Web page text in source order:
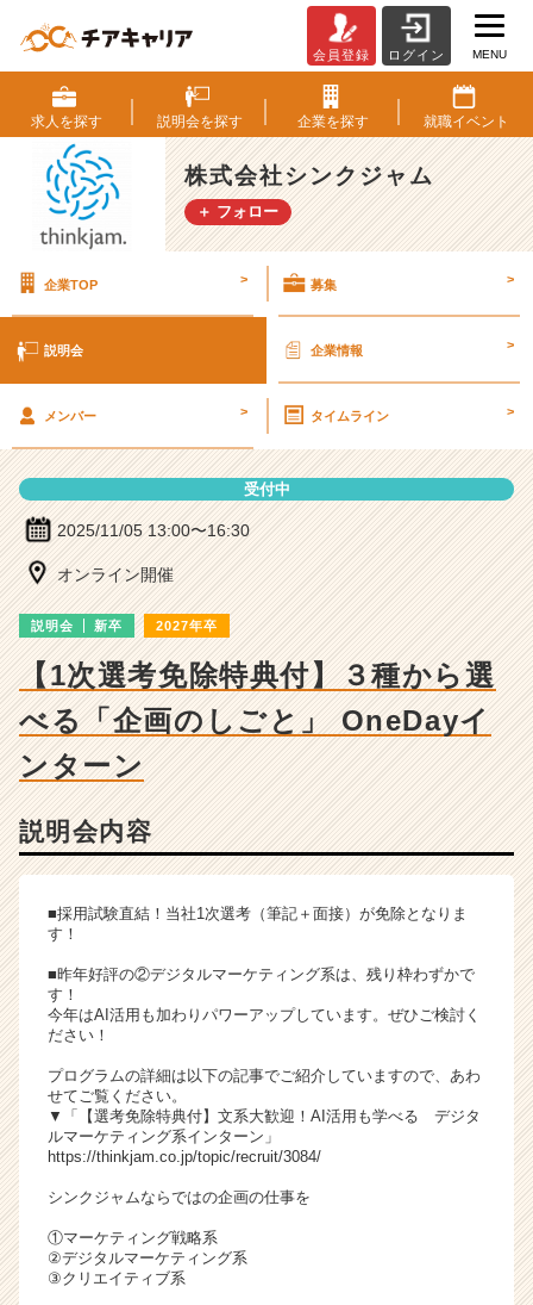
式
会
社
シ
ン
ク
の
会
チ
成
長
企
業
か
ら
く
活
イ
チ
キ
ャ
リ
ア
h
e
会員登録 ログイン MENU
求人を探す 説明会を探す 企業を探す 就職イベント
株式会社シンクジャム
＋ フォロー
企業TOP > 募集 >
説明会 企業情報 >
メンバー > タイムライン >
受付中
2025/11/05 13:00〜16:30
オンライン開催
説明会 新卒 2027年卒
【1次選考免除特典付】３種から選
べる「企画のしごと」 OneDayイ
ンターン
説明会内容
■採用試験直結！当社1次選考（筆記＋面接）が免除となりま
す！
■昨年好評の②デジタルマーケティング系は、残り枠わずかで
す！
今年はAI活用も加わりパワーアップしています。ぜひご検討く
ださい！
プログラムの詳細は以下の記事でご紹介していますので、あわ
せてご覧ください。
▼「【選考免除特典付】文系大歓迎！AI活用も学べる デジタ
ルマーケティング系インターン」
https://thinkjam.co.jp/topic/recruit/3084/
シンクジャムならではの企画の仕事を
①マーケティング戦略系
②デジタルマーケティング系
③クリエイティブ系